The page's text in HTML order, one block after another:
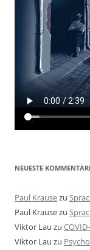
NEUESTE
Paul Krausezu
Paul Krausezu
Viktor Lau zu
Viktor Lau zu